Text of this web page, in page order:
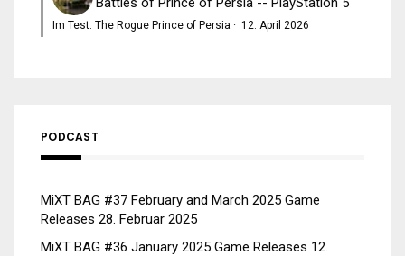
Im Test: The Rogue Prince of Persia · 12. April 2026
PODCAST
MiXT BAG #37 February and March 2025 Game
Releases 28. Februar 2025
MiXT BAG #36 January 2025 Game Releases 12.